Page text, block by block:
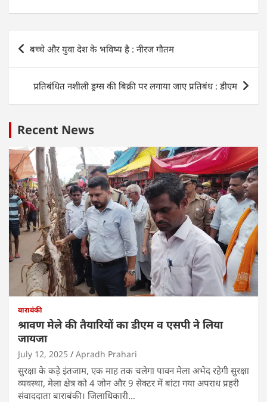
at
s
A
p
p
c
e
b
o
o
itt
er
k
e
dI
n
ar
e
Post
navigation
बच्चे और युवा देश के भविष्य है : नीरज गौतम
प्रतिबंधित नशीली ड्रग्स की बिक्री पर लगाया जाए प्रतिबंध : डीएम
Recent News
बाराबंकी
श्रावण मेले की तैयारियों का डीएम व एसपी ने लिया
जायजा
July 12, 2025 Apradh Prahari
सुरक्षा के कड़े इंतजाम, एक माह तक चलेगा पावन मेला अभेद रहेगी सुरक्षा
व्यवस्था, मेला क्षेत्र को 4 जोन और 9 सेक्टर में बांटा गया अपराध प्रहरी
संवाददाता बाराबंकी। जिलाधिकारी…